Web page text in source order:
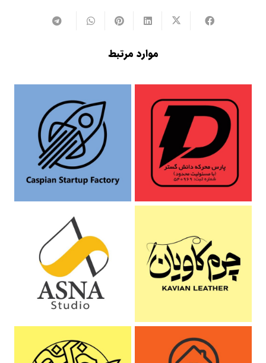
موارد مرتبط